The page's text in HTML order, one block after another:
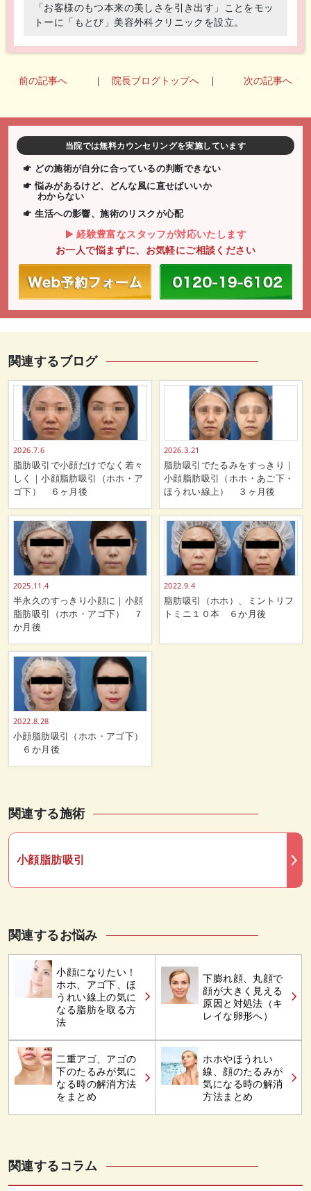
「お客様のもつ本来の美しさを引き出す」ことをモッ
トーに「もとび」美容外科クリニックを設立。
前の記事へ 院長ブログトップへ 次の記事へ
当院では無料カウンセリングを実施しています
どの施術が自分に合っているの判断できない
悩みがあるけど、どんな風に直せばいいか
わからない
生活への影響、施術のリスクが心配
経験豊富なスタッフが対応いたします
お一人で悩まずに、お気軽にご相談ください
関連するブログ
2026.7.6
脂肪吸引で小顔だけでなく若々
しく｜小顔脂肪吸引（ホホ・ア
ゴ下） ６ヶ月後
2026.3.21
脂肪吸引でたるみをすっきり｜
小顔脂肪吸引（ホホ・あご下・
ほうれい線上） ３ヶ月後
2025.11.4
半永久のすっきり小顔に｜小顔
脂肪吸引（ホホ・アゴ下） ７
か月後
2022.9.4
脂肪吸引（ホホ）、ミントリフ
トミニ１０本 ６か月後
2022.8.28
小顔脂肪吸引（ホホ・アゴ下）
６か月後
関連する施術
小顔脂肪吸引
関連するお悩み
小顔になりたい！
ホホ、アゴ下、ほ
うれい線上の気に
なる脂肪を取る方
法
下膨れ顔、丸顔で
顔が大きく見える
原因と対処法（キ
レイな卵形へ）
二重アゴ、アゴの
下のたるみが気に
なる時の解消方法
をまとめ
ホホやほうれい
線、顔のたるみが
気になる時の解消
方法まとめ
関連するコラム